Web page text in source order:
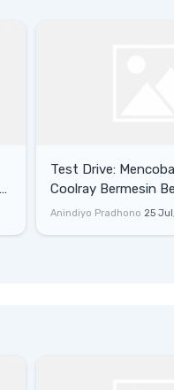
Test Drive: Mencoba Geely
Coolray Bermesin
di Sirkuit Mandalika
Anindiyo Pradhono 25